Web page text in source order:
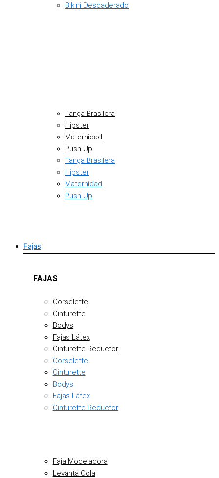
Bikini Descaderado
Tanga Brasilera
Hipster
Maternidad
Push Up
Tanga Brasilera
Hipster
Maternidad
Push Up
Fajas
FAJAS
Corselette
Cinturette
Bodys
Fajas Látex
Cinturette Reductor
Corselette
Cinturette
Bodys
Fajas Látex
Cinturette Reductor
Faja Modeladora
Levanta Cola